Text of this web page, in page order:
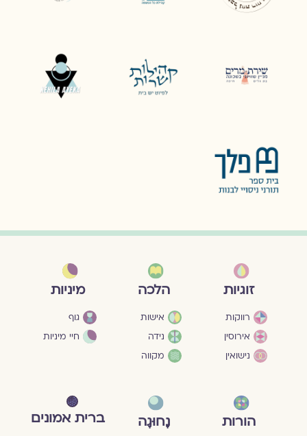
זוגיות
רווקות
אירוסין
נישואין
הלכה
אישות
נידה
מקווה
מיניות
גוף
חיי מיניות
הורות נָחוּגָה ברית אמונים